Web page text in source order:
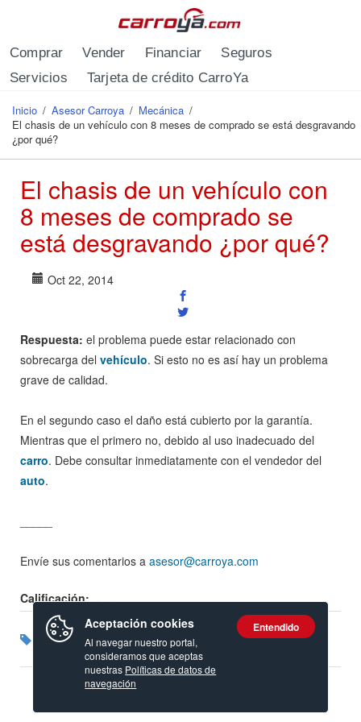
Comprar Vender Financiar
Seguros
Servicios
Tarjeta de crédito CarroYa
Se encuentra usted aquí
Inicio / Asesor Carroya / Mecánica /
El chasis de un vehículo con 8 meses de comprado se está desgravando
¿por qué?
El chasis de un vehículo con
8 meses de comprado se
está desgravando ¿por qué?
Oct 22, 2014
Respuesta: el problema puede estar relacionado con
sobrecarga del vehículo. Si esto no es así hay un problema
grave de calidad.
En el segundo caso el daño está cubierto por la garantía.
Mientras que el primero no, debido al uso inadecuado del
carro. Debe consultar inmediatamente con el vendedor del
auto.
Envíe sus comentarios a asesor@carroya.com
Calificación:
Etiquetas: Chasis Carro nuevo
Problemas carro nuevo
Carros usados
Aceptación cookies
Al navegar nuestro portal,
consideramos que aceptas
nuestras Políticas de datos de
navegación
Entendido